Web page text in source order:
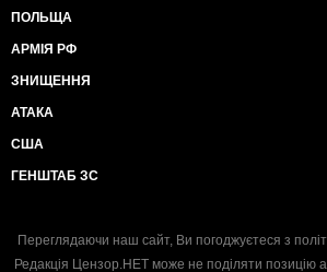
ПОЛЬЩА
АРМІЯ РФ
ЗНИЩЕННЯ
АТАКА
США
ГЕНШТАБ ЗС
Переглядаючи наш сайт, Ви погоджуєтеся з
Редакція Цензор.НЕТ може не поділяти позицію